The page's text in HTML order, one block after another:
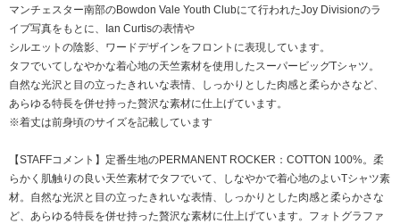
マンチェスター南部のBowdon Vale Youth Clubにて行われたJoy Divisionのラ
イブ写真をもとに、Ian Curtisの表情や
シルエットの陰影、ワードデザインをフロントに表現しています。
タフでいてしなやかな着心地の天竺素材を使用したスーパービッグTシャツ。
自然な光沢と目の立ったきれいな表情、しっかりとした肉感と柔らかさなど、
あらゆる特長を併せ持った贅沢な素材に仕上げています。
※着丈は前身頃のサイズを記載しています
【STAFFコメント】定番生地のPERMANENT ROCKER：COTTON 100%。柔
らかく肌触りの良い天竺素材でタフでいて、しなやかで着心地のよいTシャツ素
材。自然な光沢と目の立ったきれいな表情、しっかりとした肉感と柔らかさな
ど、あらゆる特長を併せ持った贅沢な素材に仕上げています。フォトグラファ